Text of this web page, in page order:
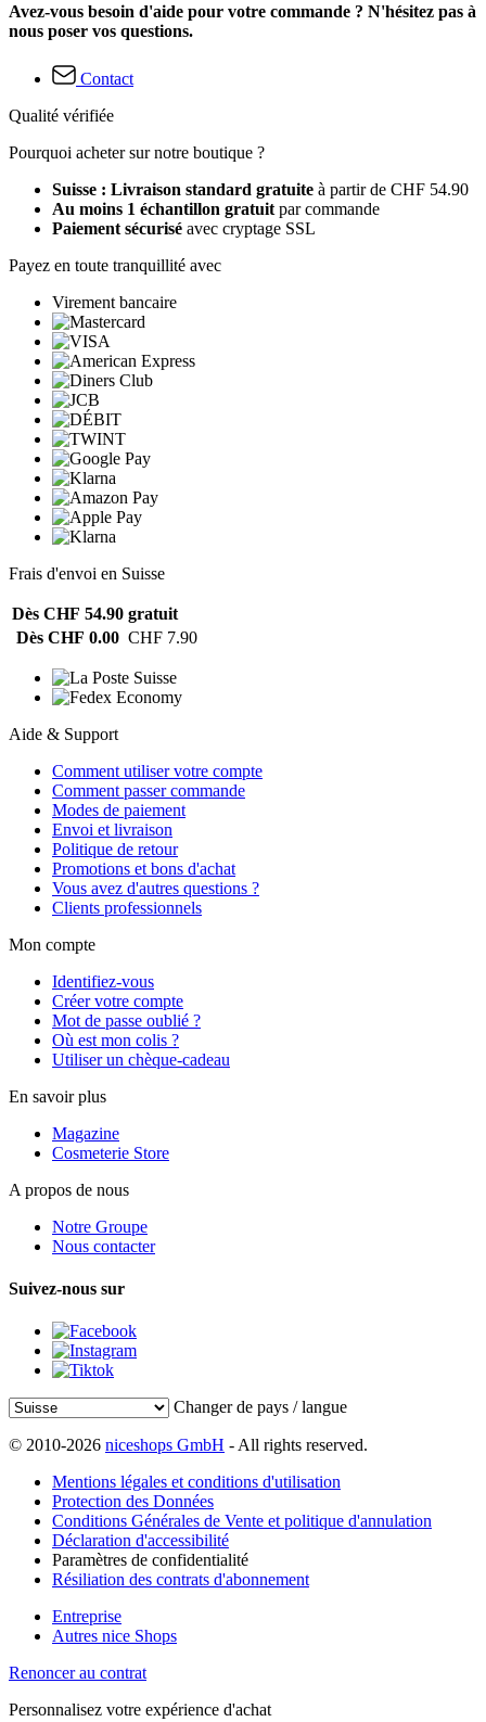
Avez-vous besoin d'aide pour votre commande ? N'hésitez pas à
nous poser vos questions.
Contact
Qualité vérifiée
Pourquoi acheter sur notre boutique ?
Suisse : Livraison standard gratuite à partir de CHF 54.90
Au moins 1 échantillon gratuit par commande
Paiement sécurisé avec cryptage SSL
Payez en toute tranquillité avec
Virement bancaire
Frais d'envoi en Suisse
Dès CHF 54.90 gratuit
Dès CHF 0.00 CHF 7.90
Aide & Support
Comment utiliser votre compte
Comment passer commande
Modes de paiement
Envoi et livraison
Politique de retour
Promotions et bons d'achat
Vous avez d'autres questions ?
Clients professionnels
Mon compte
Identifiez-vous
Créer votre compte
Mot de passe oublié ?
Où est mon colis ?
Utiliser un chèque-cadeau
En savoir plus
Magazine
Cosmeterie Store
A propos de nous
Notre Groupe
Nous contacter
Suivez-nous sur
Changer de pays / langue
© 2010-2026 niceshops GmbH - All rights reserved.
Mentions légales et conditions d'utilisation
Protection des Données
Conditions Générales de Vente et politique d'annulation
Déclaration d'accessibilité
Paramètres de confidentialité
Résiliation des contrats d'abonnement
Entreprise
Autres nice Shops
Renoncer au contrat
Personnalisez votre expérience d'achat